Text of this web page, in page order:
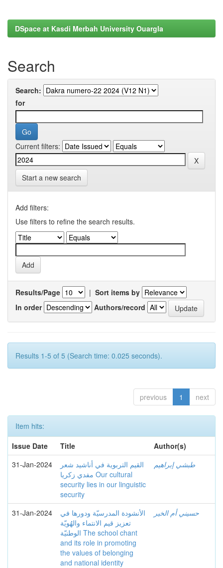
DSpace at Kasdi Merbah University Ouargla
Search
Search:
for
Current filters:
Start a new search
Add filters:
Use filters to refine the search results.
Results/Page | Sort items by
In order
Authors/record
Results 1-5 of 5 (Search time: 0.025 seconds).
previous 1 next
Item hits:
Issue Date
Title
Author(s)
31-Jan-2024
القيم التربوية في أناشيد شعر
مفدي زكريا Our cultural
security lies in our linguistic
security
طبشي إبراهيم
31-Jan-2024
الأنشودة المدرسيّة ودورها في
تعزيز قيم الانتماء والهُويّة
الوطنيّة The school chant
and its role in promoting
the values of belonging
and national identity
حسيني أم الخير